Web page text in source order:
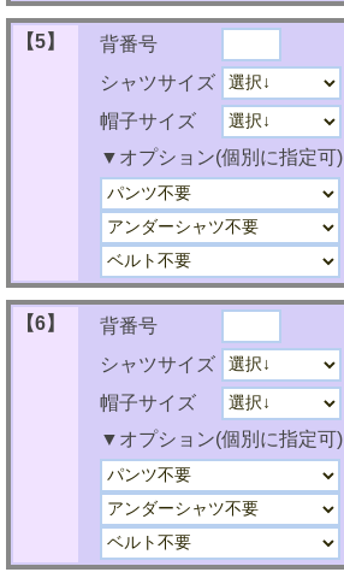
【5】
背番号
シャツサイズ
帽子サイズ
▼オプション(個別に指定可)
【6】
背番号
シャツサイズ
帽子サイズ
▼オプション(個別に指定可)